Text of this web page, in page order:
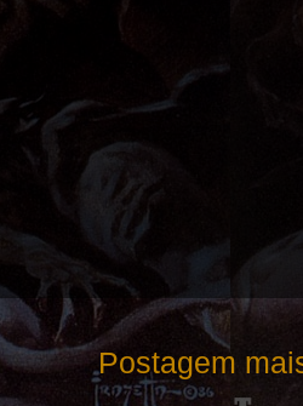
Postagem